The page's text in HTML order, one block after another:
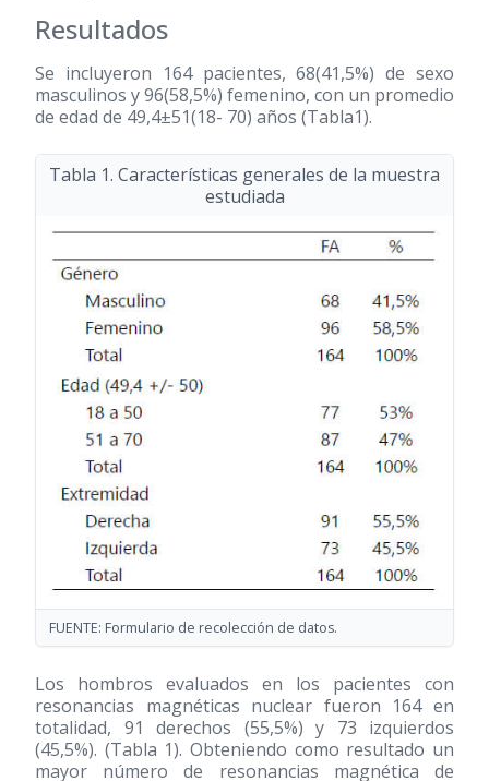
Resultados
Se incluyeron 164 pacientes, 68(41,5%) de sexo
masculinos y 96(58,5%) femenino, con un promedio
de edad de 49,4±51(18- 70) años (Tabla1).
Tabla 1. Características generales de la muestra
estudiada
FUENTE: Formulario de recolección de datos.
Los hombros evaluados en los pacientes con
resonancias magnéticas nuclear fueron 164 en
totalidad, 91 derechos (55,5%) y 73 izquierdos
(45,5%). (Tabla 1). Obteniendo como resultado un
mayor número de resonancias magnética de